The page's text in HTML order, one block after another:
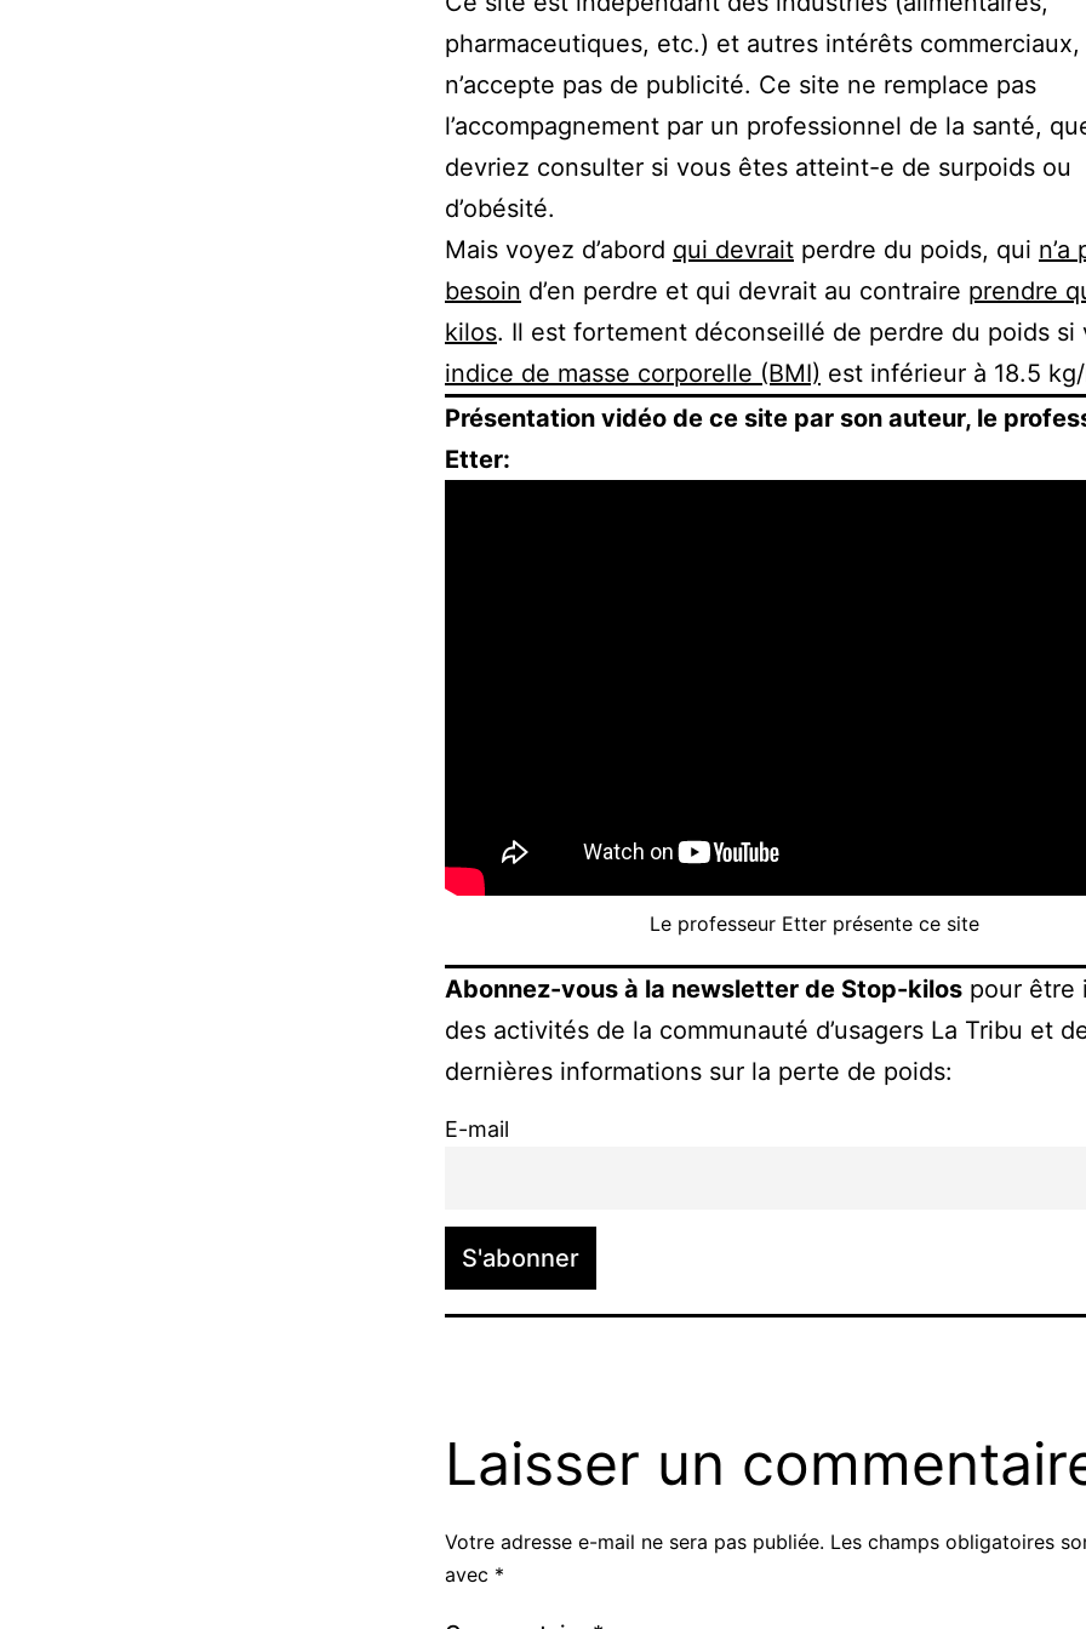
pharmaceutiques, etc.) et autres intérêts commerciaux,
n’accepte pas de publicité. Ce site ne remplace pas
l’accompagnement par un professionnel de la santé,
devriez consulter si vous êtes atteint-e de surpoids ou
d’obésité.
Mais voyez d’abord qui devrait perdre du poids, qui n’a
besoin d’en perdre et qui devrait au contraire prendre
kilos. Il est fortement déconseillé de perdre du poids si
indice de masse corporelle (BMI) est inférieur à 18.5
Présentation vidéo de ce site par son auteur, le
Etter:
Le professeur Etter présente ce site
Abonnez-vous à la newsletter de Stop-kilos pour être
des activités de la communauté d’usagers La Tribu et
dernières informations sur la perte de poids:
E-mail
Laisser un
Votre adresse e-mail ne sera pas publiée. Les champs obligatoires
avec *
Alternative: